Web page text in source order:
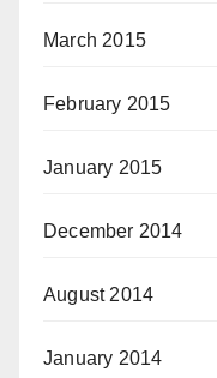
March 2015
February 2015
January 2015
December 2014
August 2014
January 2014